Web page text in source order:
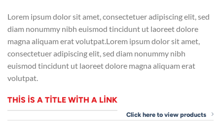
Lorem ipsum dolor sit amet, consectetuer adipiscing elit, sed
diam nonummy nibh euismod tincidunt ut laoreet dolore
magna aliquam erat volutpat.Lorem ipsum dolor sit amet,
consectetuer adipiscing elit, sed diam nonummy nibh
euismod tincidunt ut laoreet dolore magna aliquam erat
volutpat.
THIS IS A TITLE WITH A LINK
Click here to view products